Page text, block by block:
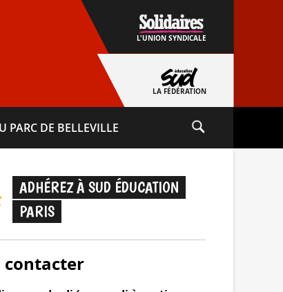
L'UNION SYNDICALE
LA FÉDÉRATION
PARC DE BELLEVILLE
ADHÉREZ À SUD ÉDUCATION
PARIS
contacter